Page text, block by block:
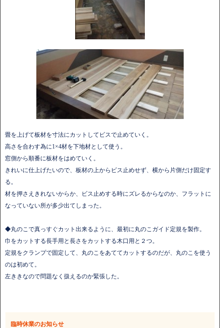
畳を上げて板材を寸法にカットしてビスで止めていく。
高さを合わす為に1×4材を下地材として使う。
窓側から順番に板材をはめていく。
きれいに仕上げたいので、板材の上からビス止めせず、横から片側だけ固定す
る。
材を押さえきれないからか、ビス止めする時にズレるからなのか、フラットに
なっていない所が多少出てしまった。
◆丸のこで真っすぐカット出来るように、最初に丸のこガイド定規を製作。
巾をカットする長手用と長さをカットする木口用と２つ。
定規をクランプで固定して、丸のこをあててカットするのだが、丸のこを使う
のは初めて。
左ききなので問題なく扱えるのか緊張した。
臨時休業のお知らせ